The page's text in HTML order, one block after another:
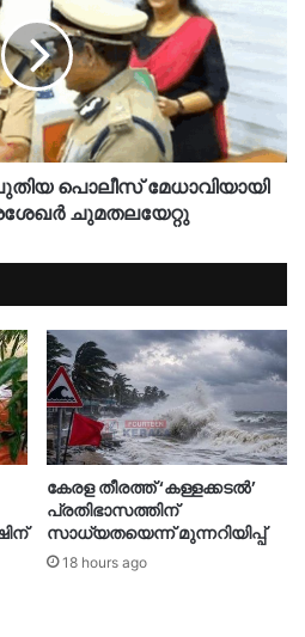
പൊലീസ് മേധാവിയായി
ചുമതലയേറ്റു
കേരള തീരത്ത് ‘കള്ളക്കടൽ’
പ്രതിഭാസത്തിന്
സാധ്യതയെന്ന് മുന്നറിയിപ്പ്
18 hours ago